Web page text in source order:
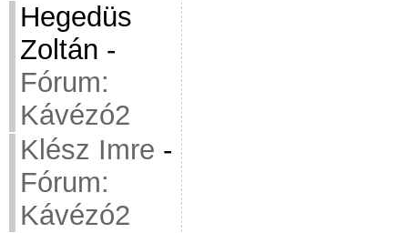
Hegedüs
Zoltán -
Fórum:
Kávézó2
Klész Imre -
Fórum:
Kávézó2